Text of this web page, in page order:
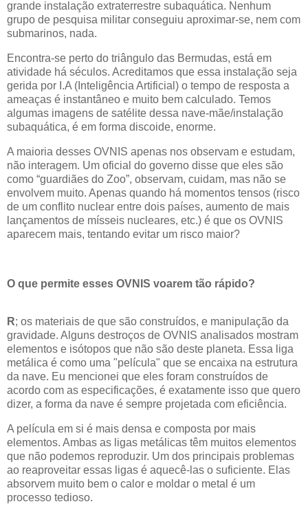
grande instalação extraterrestre subaquática. Nenhum
grupo de pesquisa militar conseguiu aproximar-se, nem com
submarinos, nada.
Encontra-se perto do triângulo das Bermudas, está em
atividade há séculos. Acreditamos que essa instalação seja
gerida por I.A (Inteligência Artificial) o tempo de resposta a
ameaças é instantâneo e muito bem calculado. Temos
algumas imagens de satélite dessa nave-mãe/instalação
subaquática, é em forma discoide, enorme.
A maioria desses OVNIS apenas nos observam e estudam,
não interagem. Um oficial do governo disse que eles são
como “guardiães do Zoo”, observam, cuidam, mas não se
envolvem muito. Apenas quando há momentos tensos (risco
de um conflito nuclear entre dois países, aumento de mais
lançamentos de mísseis nucleares, etc.) é que os OVNIS
aparecem mais, tentando evitar um risco maior?
O que permite esses OVNIS voarem tão rápido?
R; os materiais de que são construídos, e manipulação da
gravidade. Alguns destroços de OVNIS analisados mostram
elementos e isótopos que não são deste planeta. Essa liga
metálica é como uma "película" que se encaixa na estrutura
da nave. Eu mencionei que eles foram construídos de
acordo com as especificações, é exatamente isso que quero
dizer, a forma da nave é sempre projetada com eficiência.
A película em si é mais densa e composta por mais
elementos. Ambas as ligas metálicas têm muitos elementos
que não podemos reproduzir. Um dos principais problemas
ao reaproveitar essas ligas é aquecê-las o suficiente. Elas
absorvem muito bem o calor e moldar o metal é um
processo tedioso.